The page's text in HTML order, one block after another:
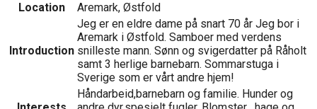
Location
Aremark, Østfold
Introduction
Jeg er en eldre dame på snart 70 år Jeg bor i
Aremark i Østfold. Samboer med verdens
snilleste mann. Sønn og svigerdatter på Råholt
samt 3 herlige barnebarn. Sommarstuga i
Sverige som er vårt andre hjem!
Håndarbeid,barnebarn og familie. Hunder og